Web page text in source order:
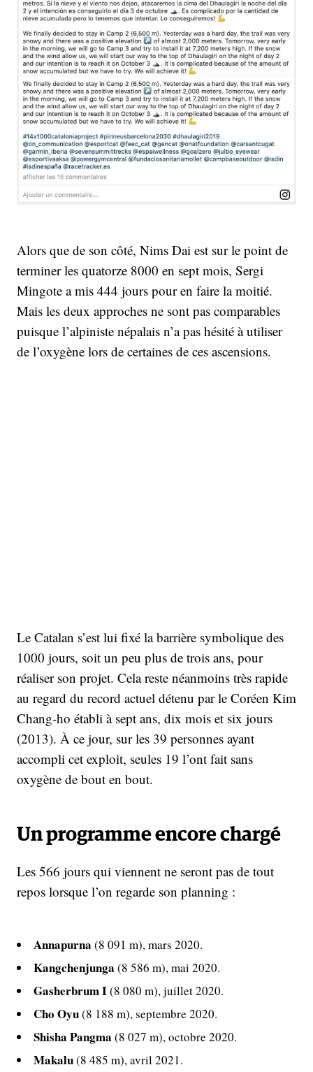
Alors que de son côté, Nims Dai est sur le point de
terminer les quatorze 8000 en sept mois, Sergi
Mingote a mis 444 jours pour en faire la moitié.
Mais les deux approches ne sont pas comparables
puisque l’alpiniste népalais n’a pas hésité à utiliser
de l’oxygène lors de certaines de ces ascensions.
Le Catalan s’est lui fixé la barrière symbolique des
1000 jours, soit un peu plus de trois ans, pour
réaliser son projet. Cela reste néanmoins très rapide
au regard du record actuel détenu par le Coréen Kim
Chang-ho établi à sept ans, dix mois et six jours
(2013). À ce jour, sur les 39 personnes ayant
accompli cet exploit, seules 19 l’ont fait sans
oxygène de bout en bout.
Un programme encore chargé
Les 566 jours qui viennent ne seront pas de tout
repos lorsque l’on regarde son planning :
Annapurna (8 091 m), mars 2020.
Kangchenjunga (8 586 m), mai 2020.
Gasherbrum I(8 080 m), juillet 2020.
Cho Oyu(8 188 m), septembre 2020.
Shisha Pangma (8 027 m), octobre 2020.
Makalu(8 485 m), avril 2021.